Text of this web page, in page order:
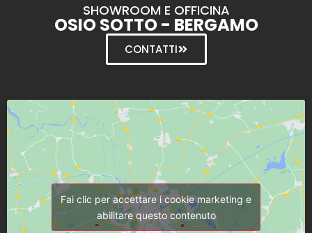
SHOWROOM E OFFICINA
OSIO SOTTO - BERGAMO
CONTATTI
Fai clic per accettare i cookie marketing e
abilitare questo contenuto